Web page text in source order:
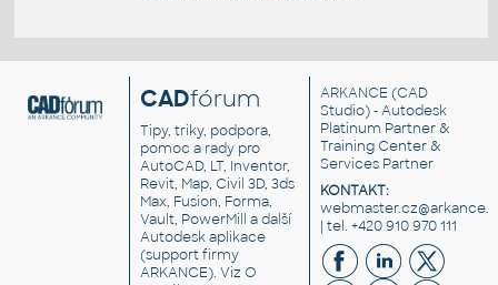
CADfórum
Tipy, triky, podpora,
pomoc a rady pro
AutoCAD, LT, Inventor,
Revit, Map, Civil 3D, 3ds
Max, Fusion, Forma,
Vault, PowerMill a další
Autodesk aplikace
(support firmy
ARKANCE). VizO
ARKANCE (CAD
Studio) - Autodesk
Platinum Partner &
Training Center &
Services Partner
KONTAKT:
| tel. +420 910 970 111